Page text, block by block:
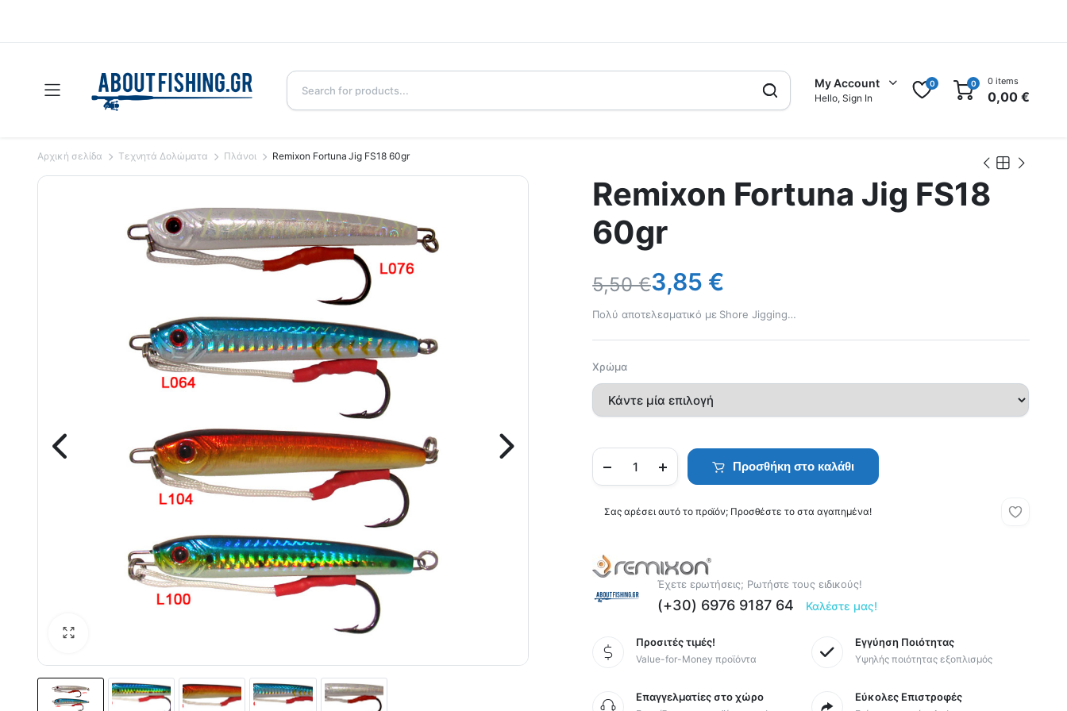
My Account
Hello, Sign In
0 0 0 items
0,00€
Αρχική σελίδα Τεχνητά Δολώματα Πλάνοι Remixon Fortuna Jig FS18 60gr
Remixon Fortuna Jig FS18
60gr
5,50€3,85 €
Πολύ αποτελεσματικό με Shore Jigging…
Χρώμα
Προσθήκη στο καλάθι
Σας αρέσει αυτό το προϊόν; Προσθέστε το στα αγαπημένα!
Έχετε ερωτήσεις; Ρωτήστε τους ειδικούς!
(+30) 6976 9187 64 Καλέστε μας!
Προσιτές τιμές!
Value-for-Money προϊόντα
Εγγύηση Ποιότητας
Υψηλής ποιότητας εξοπλισμός
Επαγγελματίες στο χώρο Εύκολες Επιστροφές